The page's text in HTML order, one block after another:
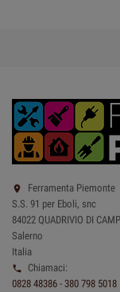

Ferramenta Piemonte
S.S. 91 per Eboli, snc
84022 QUADRIVIO DI
Salerno
Italia

Chiamaci:
0828 48386 - 380 798 5018